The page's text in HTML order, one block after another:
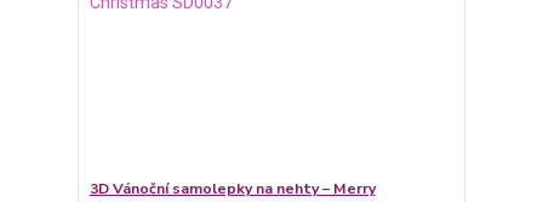
3D Vánoční samolepky na nehty – Merry